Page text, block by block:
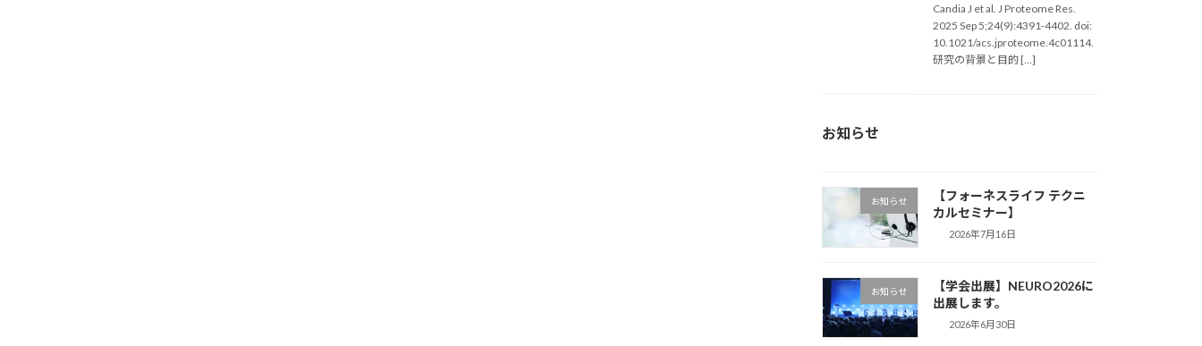
Candia J et al. J Proteome Res.
2025 Sep 5;24(9):4391-4402. doi:
10.1021/acs.jproteome.4c01114.
研究の背景と目的 […]
お知らせ
お知らせ
【フォーネスライフ テクニ
カルセミナー】
2026年7月16日
お知らせ
【学会出展】NEURO2026に
出展します。
2026年6月30日